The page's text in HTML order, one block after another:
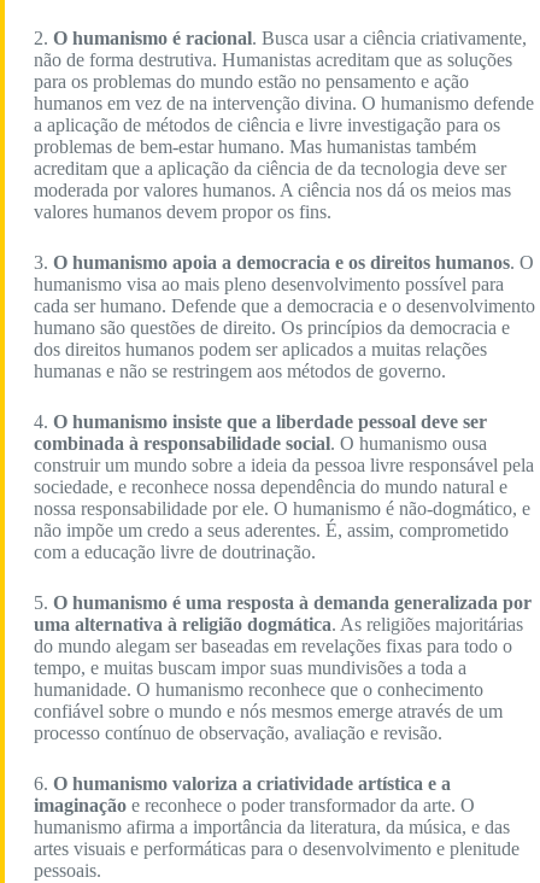
2. O humanismo é racional. Busca usar a ciência criativamente,
não de forma destrutiva. Humanistas acreditam que as soluções
para os problemas do mundo estão no pensamento e ação
humanos em vez de na intervenção divina. O humanismo defende
a aplicação de métodos de ciência e livre investigação para os
problemas de bem-estar humano. Mas humanistas também
acreditam que a aplicação da ciência de da tecnologia deve ser
moderada por valores humanos. A ciência nos dá os meios mas
valores humanos devem propor os fins.
3. O humanismo apoia a democracia e os direitos humanos. O
humanismo visa ao mais pleno desenvolvimento possível para
cada ser humano. Defende que a democracia e o desenvolvimento
humano são questões de direito. Os princípios da democracia e
dos direitos humanos podem ser aplicados a muitas relações
humanas e não se restringem aos métodos de governo.
4. O humanismo insiste que a liberdade pessoal deve ser
combinada à responsabilidade social. O humanismo ousa
construir um mundo sobre a ideia da pessoa livre responsável pela
sociedade, e reconhece nossa dependência do mundo natural e
nossa responsabilidade por ele. O humanismo é não-dogmático, e
não impõe um credo a seus aderentes. É, assim, comprometido
com a educação livre de doutrinação.
5. O humanismo é uma resposta à demanda generalizada por
uma alternativa à religião dogmática. As religiões majoritárias
do mundo alegam ser baseadas em revelações fixas para todo o
tempo, e muitas buscam impor suas mundivisões a toda a
humanidade. O humanismo reconhece que o conhecimento
confiável sobre o mundo e nós mesmos emerge através de um
processo contínuo de observação, avaliação e revisão.
6. O humanismo valoriza a criatividade artística e a
imaginação e reconhece o poder transformador da arte. O
humanismo afirma a importância da literatura, da música, e das
artes visuais e performáticas para o desenvolvimento e plenitude
pessoais.